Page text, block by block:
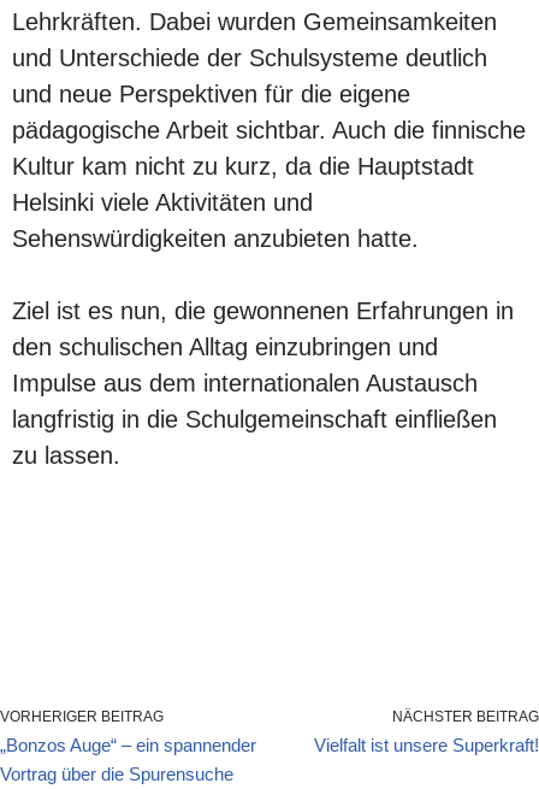
Lehrkräften. Dabei wurden Gemeinsamkeiten
und Unterschiede der Schulsysteme deutlich
und neue Perspektiven für die eigene
pädagogische Arbeit sichtbar. Auch die finnische
Kultur kam nicht zu kurz, da die Hauptstadt
Helsinki viele Aktivitäten und
Sehenswürdigkeiten anzubieten hatte.
Ziel ist es nun, die gewonnenen Erfahrungen in
den schulischen Alltag einzubringen und
Impulse aus dem internationalen Austausch
langfristig in die Schulgemeinschaft einfließen
zu lassen.
VORHERIGER BEITRAG
„Bonzos Auge“ – ein spannender
Vortrag über die Spurensuche
NÄCHSTER BEITRAG
Vielfalt ist unsere Superkraft!